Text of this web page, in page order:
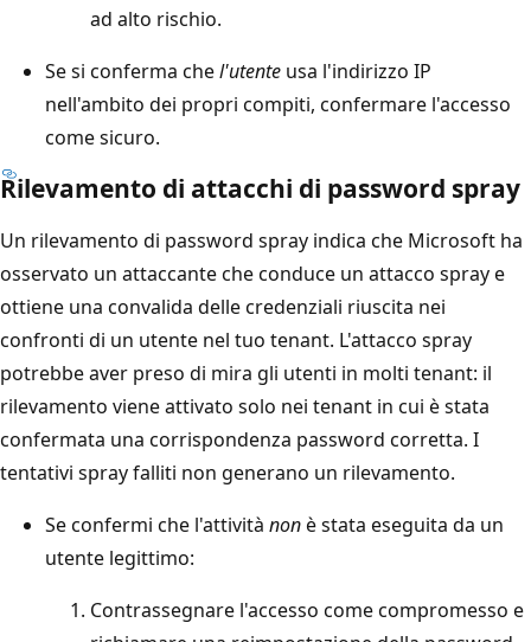
ad alto rischio.
Se si conferma chel'utente usa l'indirizzo IP
nell'ambito dei propri compiti, confermare l'accesso
come sicuro.
Rilevamento di attacchi di password spray
Un rilevamento di password spray indica che Microsoft ha
osservato un attaccante che conduce un attacco spray e
ottiene una convalida delle credenziali riuscita nei
confronti di un utente nel tuo tenant. L'attacco spray
potrebbe aver preso di mira gli utenti in molti tenant: il
rilevamento viene attivato solo nei tenant in cui è stata
confermata una corrispondenza password corretta. I
tentativi spray falliti non generano un rilevamento.
Se confermi che l'attività nonè stata eseguita da un
utente legittimo:
Contrassegnare l'accesso come compromesso e